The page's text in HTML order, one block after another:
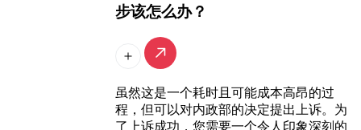
步该怎么办？
虽然这是一个耗时且可能成本高昂的过
程，但可以对内政部的决定提出上诉。为
了上诉成功，您需要一个令人印象深刻的